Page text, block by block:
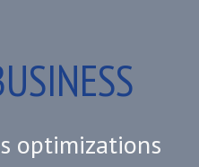
optimizations